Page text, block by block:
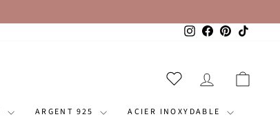
InstagramFacebook
Pinterest
SE
ARGENT 925 ACIER INOXYDABLE